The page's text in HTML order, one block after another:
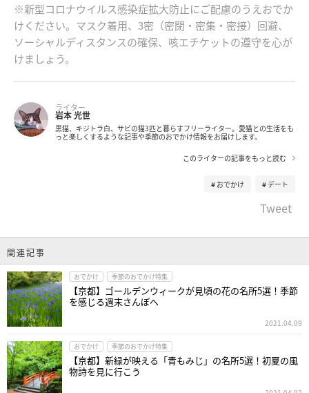
※新型コロナウイルス感染症拡大防止にご配慮のうえおでか
けください。マスク着用、3密（密閉・密集・密接）回避、
ソーシャルディスタンスの確保、咳エチケットの遵守を心が
けましょう。
ライター
岩本 光世
黒猫、キジトラ白、サビの猫3匹と暮らすフリーライター。愛猫との生活をも
っと楽しくするような記事や季節のおでかけ情報をお届けします。
このライターの記事をもっと読む
おでかけ デート
Tweet
関連記事
おでかけ 季節のおでかけ特集
【京都】ゴールデンウィークが見頃の花の名所5選！季節
を感じる週末さんぽへ
2021.04.09
おでかけ 季節のおでかけ特集
【京都】新緑が映える「青もみじ」の名所5選！初夏の風
物詩を見に行こう